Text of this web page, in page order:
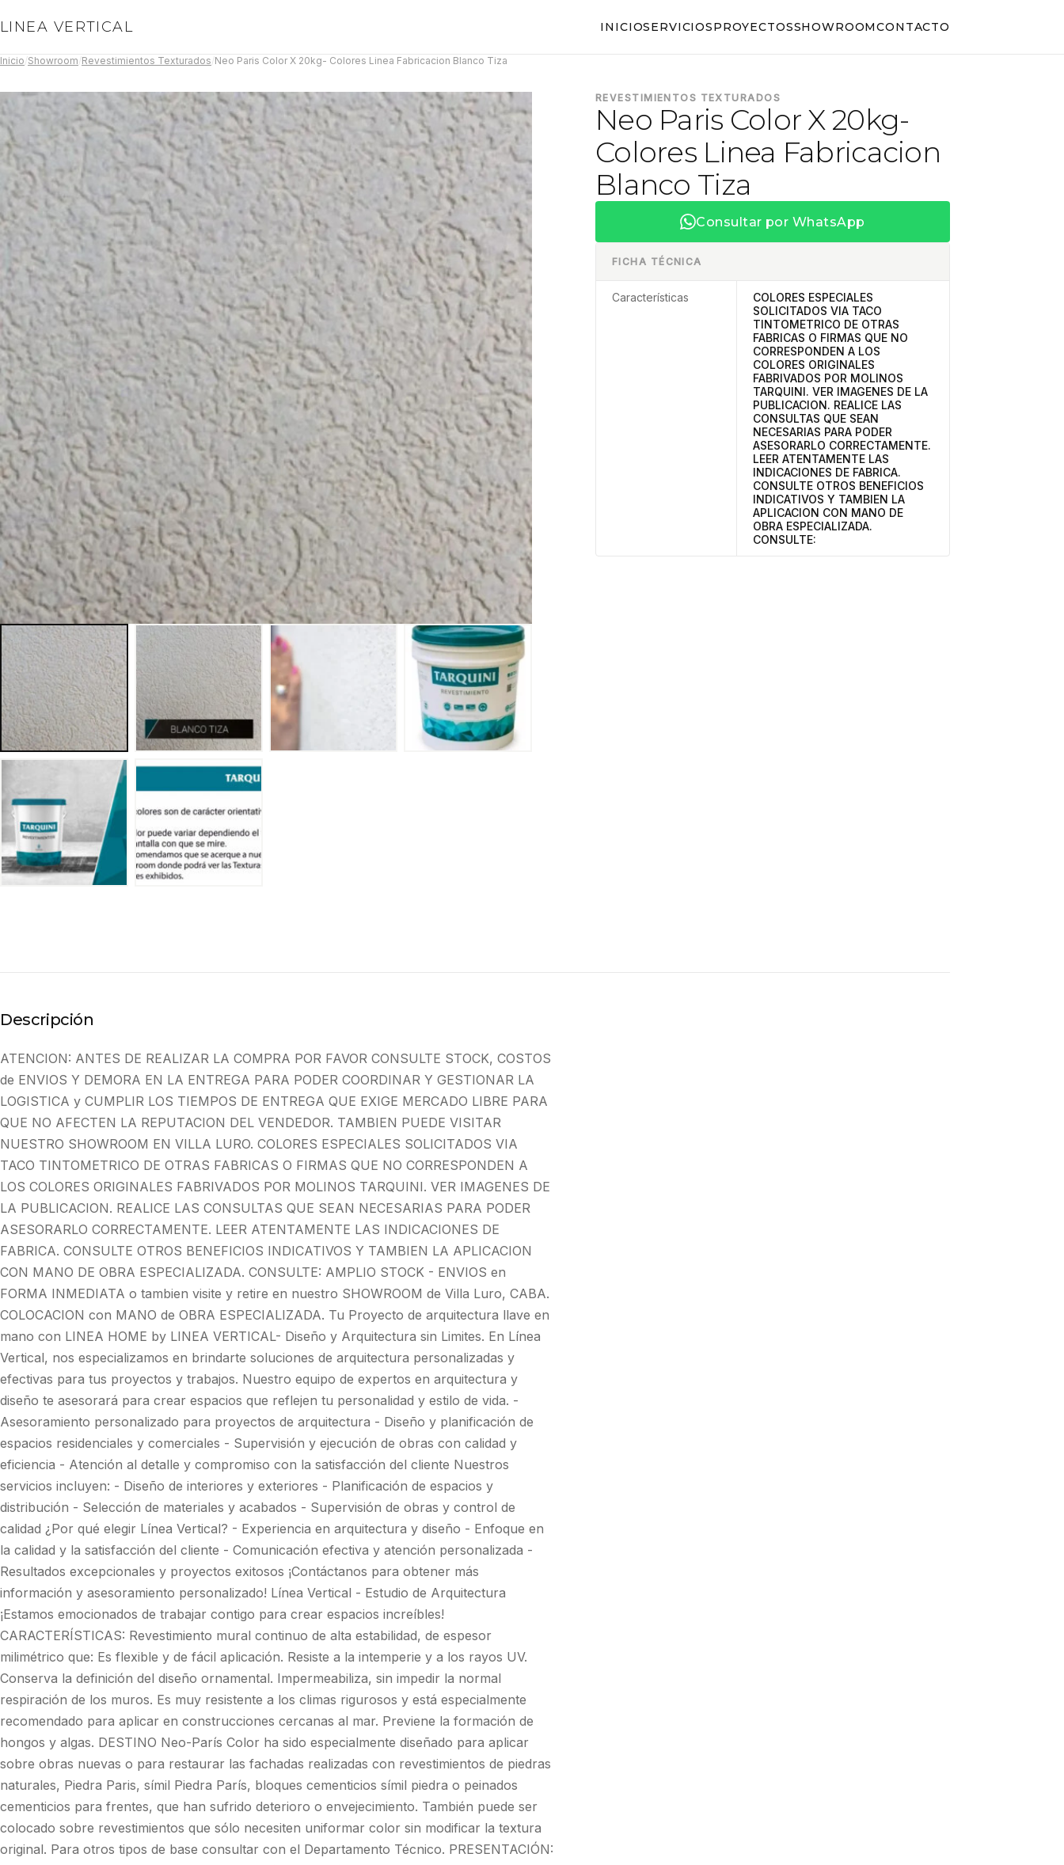
LINEA VERTICAL INICIOSERVICIOSPROYECTOSSHOWROOMCONTACTO
Inicio Showroom Revestimientos Texturados Neo Paris Color X 20kg- Colores Linea Fabricacion Blanco Tiza
REVESTIMIENTOS TEXTURADOS
Neo Paris Color X 20kg-
Colores Linea Fabricacion
Blanco Tiza
Consultar por WhatsApp
FICHA TÉCNICA
Características
COLORES ESPECIALES
SOLICITADOS VIA TACO
TINTOMETRICO DE OTRAS
FABRICAS O FIRMAS QUE NO
CORRESPONDEN A LOS
COLORES ORIGINALES
FABRIVADOS POR MOLINOS
TARQUINI. VER IMAGENES DE LA
PUBLICACION. REALICE LAS
CONSULTAS QUE SEAN
NECESARIAS PARA PODER
ASESORARLO CORRECTAMENTE.
LEER ATENTAMENTE LAS
INDICACIONES DE FABRICA.
CONSULTE OTROS BENEFICIOS
INDICATIVOS Y TAMBIEN LA
APLICACION CON MANO DE
OBRA ESPECIALIZADA.
CONSULTE:
Descripción
ATENCION: ANTES DE REALIZAR LA COMPRA POR FAVOR CONSULTE STOCK, COSTOS
de ENVIOS Y DEMORA EN LA ENTREGA PARA PODER COORDINAR Y GESTIONAR LA
LOGISTICA y CUMPLIR LOS TIEMPOS DE ENTREGA QUE EXIGE MERCADO LIBRE PARA
QUE NO AFECTEN LA REPUTACION DEL VENDEDOR. TAMBIEN PUEDE VISITAR
NUESTRO SHOWROOM EN VILLA LURO. COLORES ESPECIALES SOLICITADOS VIA
TACO TINTOMETRICO DE OTRAS FABRICAS O FIRMAS QUE NO CORRESPONDEN A
LOS COLORES ORIGINALES FABRIVADOS POR MOLINOS TARQUINI. VER IMAGENES DE
LA PUBLICACION. REALICE LAS CONSULTAS QUE SEAN NECESARIAS PARA PODER
ASESORARLO CORRECTAMENTE. LEER ATENTAMENTE LAS INDICACIONES DE
FABRICA. CONSULTE OTROS BENEFICIOS INDICATIVOS Y TAMBIEN LA APLICACION
CON MANO DE OBRA ESPECIALIZADA. CONSULTE: AMPLIO STOCK - ENVIOS en
FORMA INMEDIATA o tambien visite y retire en nuestro SHOWROOM de Villa Luro, CABA.
COLOCACION con MANO de OBRA ESPECIALIZADA. Tu Proyecto de arquitectura llave en
mano con LINEA HOME by LINEA VERTICAL- Diseño y Arquitectura sin Limites. En Línea
Vertical, nos especializamos en brindarte soluciones de arquitectura personalizadas y
efectivas para tus proyectos y trabajos. Nuestro equipo de expertos en arquitectura y
diseño te asesorará para crear espacios que reflejen tu personalidad y estilo de vida. -
Asesoramiento personalizado para proyectos de arquitectura - Diseño y planificación de
espacios residenciales y comerciales - Supervisión y ejecución de obras con calidad y
eficiencia - Atención al detalle y compromiso con la satisfacción del cliente Nuestros
servicios incluyen: - Diseño de interiores y exteriores - Planificación de espacios y
distribución - Selección de materiales y acabados - Supervisión de obras y control de
calidad ¿Por qué elegir Línea Vertical? - Experiencia en arquitectura y diseño - Enfoque en
la calidad y la satisfacción del cliente - Comunicación efectiva y atención personalizada -
Resultados excepcionales y proyectos exitosos ¡Contáctanos para obtener más
información y asesoramiento personalizado! Línea Vertical - Estudio de Arquitectura
¡Estamos emocionados de trabajar contigo para crear espacios increíbles!
CARACTERÍSTICAS: Revestimiento mural continuo de alta estabilidad, de espesor
milimétrico que: Es flexible y de fácil aplicación. Resiste a la intemperie y a los rayos UV.
Conserva la definición del diseño ornamental. Impermeabiliza, sin impedir la normal
respiración de los muros. Es muy resistente a los climas rigurosos y está especialmente
recomendado para aplicar en construcciones cercanas al mar. Previene la formación de
hongos y algas. DESTINO Neo-París Color ha sido especialmente diseñado para aplicar
sobre obras nuevas o para restaurar las fachadas realizadas con revestimientos de piedras
naturales, Piedra Paris, símil Piedra París, bloques cementicios símil piedra o peinados
cementicios para frentes, que han sufrido deterioro o envejecimiento. También puede ser
colocado sobre revestimientos que sólo necesiten uniformar color sin modificar la textura
original. Para otros tipos de base consultar con el Departamento Técnico. PRESENTACIÓN: